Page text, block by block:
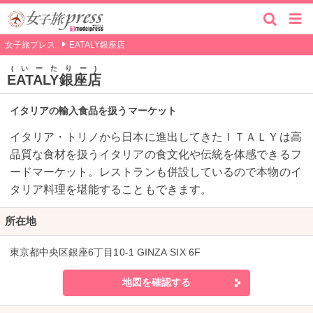
女子旅プレス EATALY銀座店
EATALY銀座店
いーたりー
イタリアの輸入食品を扱うマーケット
イタリア・トリノから日本に進出してきたＩＴＡＬＹは高
品質な食材を扱うイタリアの食文化や伝統を体感できるフ
ードマーケット。レストランも併設しているので本物のイ
タリア料理を堪能することもできます。
所在地
東京都中央区銀座6丁目10-1 GINZA SIX 6F
地図を確認する